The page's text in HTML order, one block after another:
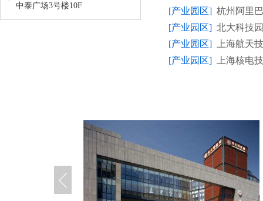
[产业园区] 杭州阿里
[产业园区] 北大科技
[产业园区]
上海航天
[产业园区]
上海核电
中泰广场3号楼10F